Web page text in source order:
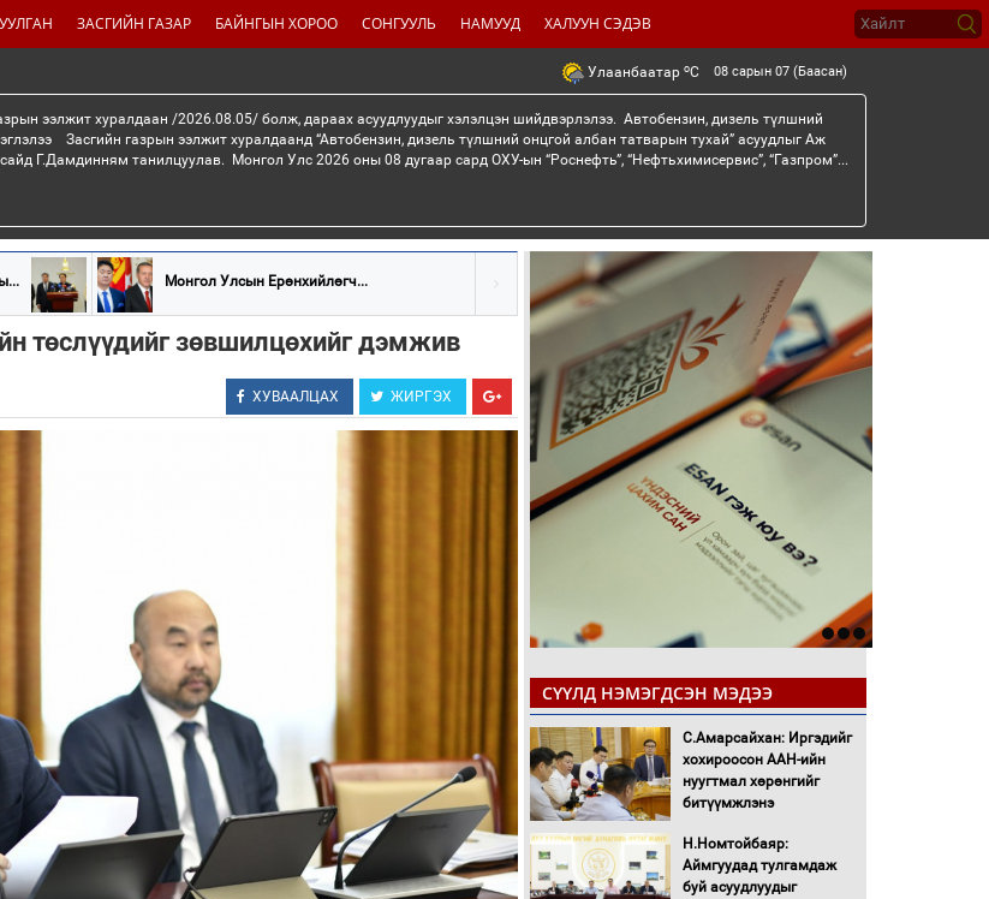
ЗАСГИЙН ГАЗАР БАЙНГЫН ХОРОО СОНГУУЛЬ НАМУУД ХАЛУУН СЭДЭВ
Улаанбаатар oC 08 сарын 07 (Баасан)
ээлжит хуралдаан /2026.08.05/ болж, дараах асуудлуудыг хэлэлцэн шийдвэрлэлээ. Автобензин, дизель түлшний
Засгийн газрын ээлжит хуралдаанд “Автобензин, дизель түлшний онцгой албан татварын тухай” асуудлыг Аж
Г.Дамдинням танилцуулав. Монгол Улс 2026 оны 08 дугаар сард ОХУ-ын “Роснефть”, “Нефтьхимисервис”, “Газпром”...
Монгол Улсын Ерөнхийлөгч...
төслүүдийг зөвшилцөхийг дэмжив
ХУВААЛЦАХ ЖИРГЭХ
СҮҮЛД НЭМЭГДСЭН МЭДЭЭ
С.Амарсайхан: Иргэдийг
хохироосон ААН-ийн
нуугтмал хөрөнгийг
битүүмжлэнэ
Н.Номтойбаяр:
Аймгуудад тулгамдаж
буй асуудлуудыг